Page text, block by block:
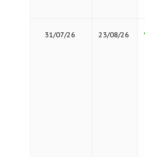
31/07/26 23/08/26